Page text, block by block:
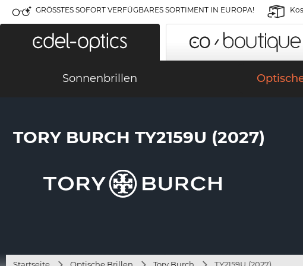
GRÖSSTES SOFORT VERFÜGBARES SORTIMENT IN EUROPA!
Sonnenbrillen
TORY BURCH TY2159U (2027)